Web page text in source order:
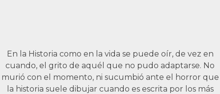
En la Historia como en la vida se puede oír, de vez en
cuando, el grito de aquél que no pudo adaptarse. No
murió con el momento, ni sucumbió ante el horror que
la historia suele dibujar cuando es escrita por los más